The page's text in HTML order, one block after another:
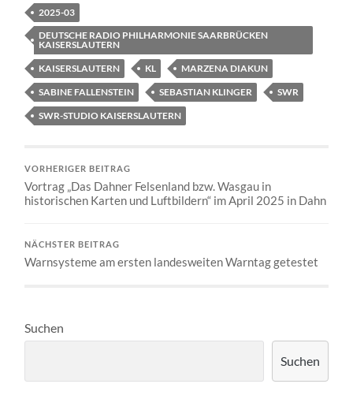
2025-03
DEUTSCHE RADIO PHILHARMONIE SAARBRÜCKEN
KAISERSLAUTERN
KAISERSLAUTERN
KL
MARZENA DIAKUN
SABINE FALLENSTEIN
SEBASTIAN KLINGER
SWR
SWR-STUDIO KAISERSLAUTERN
VORHERIGER BEITRAG
Vortrag „Das Dahner Felsenland bzw. Wasgau in
historischen Karten und Luftbildern“ im April 2025 in Dahn
NÄCHSTER BEITRAG
Warnsysteme am ersten landesweiten Warntag getestet
Suchen
Suchen